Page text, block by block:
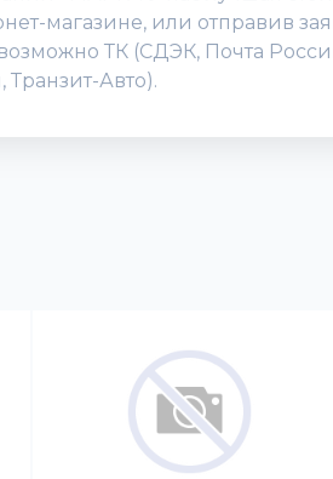
магазине, или отправив
ТК (СДЭК, Почта
Авто).